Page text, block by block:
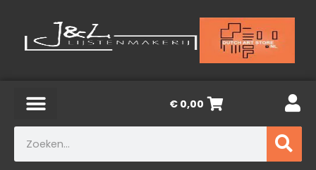
€0,00
Zoeken